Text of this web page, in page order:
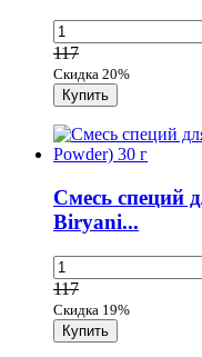
117
Скидка 20%
Смесь специй
Biryani...
117
Скидка 19%